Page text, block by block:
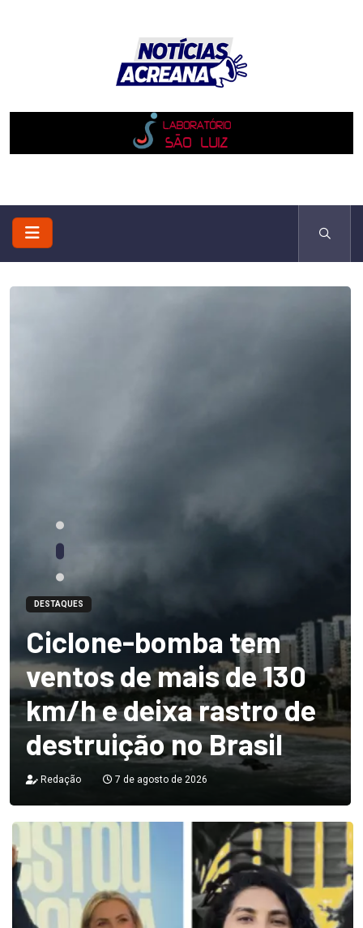
DESTAQUES
Ciclone-bomba tem
ventos de mais de 130
km/h e deixa rastro de
destruição no Brasil
Redação 7 de agosto de 2026